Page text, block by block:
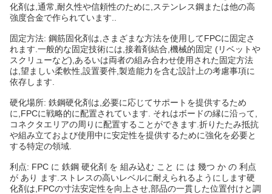
化剤は,通常,耐久性や信頼性のために,ステンレス鋼または他の高
強度合金で作られています..
固定方法: 鋼筋固化剤は,さまざまな方法を使用してFPCに固定さ
れます.一般的な固定技術には,接着剤結合,機械的固定 (リベットや
スクリューなど),あるいは両者の組み合わせ使用された固定方法
は,望ましい柔軟性,設置要件,製造能力を含む設計上の考慮事項に
依存します.
硬化場所: 鉄鋼硬化剤は,必要に応じてサポートを提供するため
に,FPCに戦略的に配置されています. それはボードの縁に沿って,
コネクタエリアの周りに配置することができます.折りたたみ抵抗
や組み立ておよび使用中に安定性を提供するために強化を必要と
する特定の領域.
利点: FPC に 鉄鋼 硬化剤 を 組み込む こと に は 幾つ か の 利点
が あり ます.ストレスの高いレベルに耐えられるようにします硬
化剤は,FPCの寸法安定性を向上させ,部品の一貫した位置付けと調